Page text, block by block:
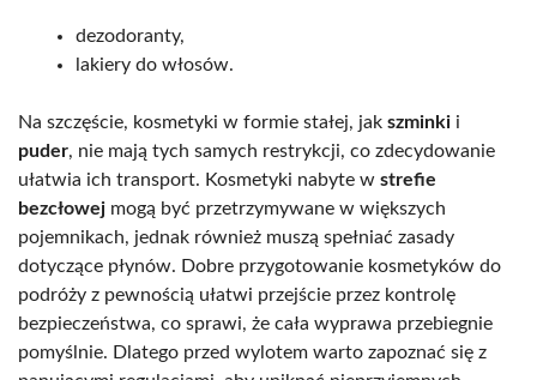
dezodoranty,
lakiery do włosów.
Na szczęście, kosmetyki w formie stałej, jak szminki i
puder, nie mają tych samych restrykcji, co zdecydowanie
ułatwia ich transport. Kosmetyki nabyte w strefie
bezcłowej mogą być przetrzymywane w większych
pojemnikach, jednak również muszą spełniać zasady
dotyczące płynów. Dobre przygotowanie kosmetyków do
podróży z pewnością ułatwi przejście przez kontrolę
bezpieczeństwa, co sprawi, że cała wyprawa przebiegnie
pomyślnie. Dlatego przed wylotem warto zapoznać się z